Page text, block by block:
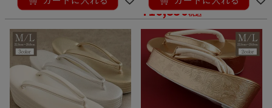
¥16,830税込